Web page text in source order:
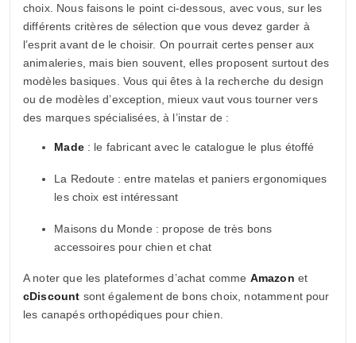
choix. Nous faisons le point ci-dessous, avec vous, sur les
différents critères de sélection que vous devez garder à
l’esprit avant de le choisir. On pourrait certes penser aux
animaleries, mais bien souvent, elles proposent surtout des
modèles basiques. Vous qui êtes à la recherche du design
ou de modèles d’exception, mieux vaut vous tourner vers
des marques spécialisées, à l’instar de :
Made: le fabricant avec le catalogue le plus étoffé
La Redoute : entre matelas et paniers ergonomiques
les choix est intéressant
Maisons du Monde : propose de très bons
accessoires pour chien et chat
A noter que les plateformes d’achat comme Amazon et
cDiscount sont également de bons choix, notamment pour
les canapés orthopédiques pour chien.